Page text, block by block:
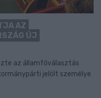
AZ
ÚJ
az államfőválasztás
jelölt személye